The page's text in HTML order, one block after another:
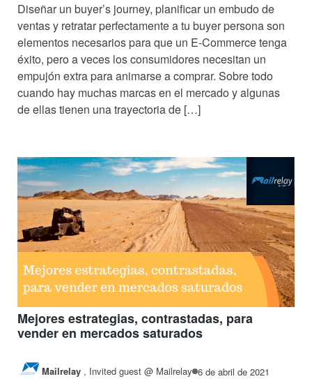
Diseñar un buyer’s journey, planificar un embudo de
ventas y retratar perfectamente a tu buyer persona son
elementos necesarios para que un E-Commerce tenga
éxito, pero a veces los consumidores necesitan un
empujón extra para animarse a comprar. Sobre todo
cuando hay muchas marcas en el mercado y algunas
de ellas tienen una trayectoria de […]
Mejores estrategias, contrastadas, para
vender en mercados saturados
Mailrelay , Invited guest @ Mailrelay 6 de abril de 2021